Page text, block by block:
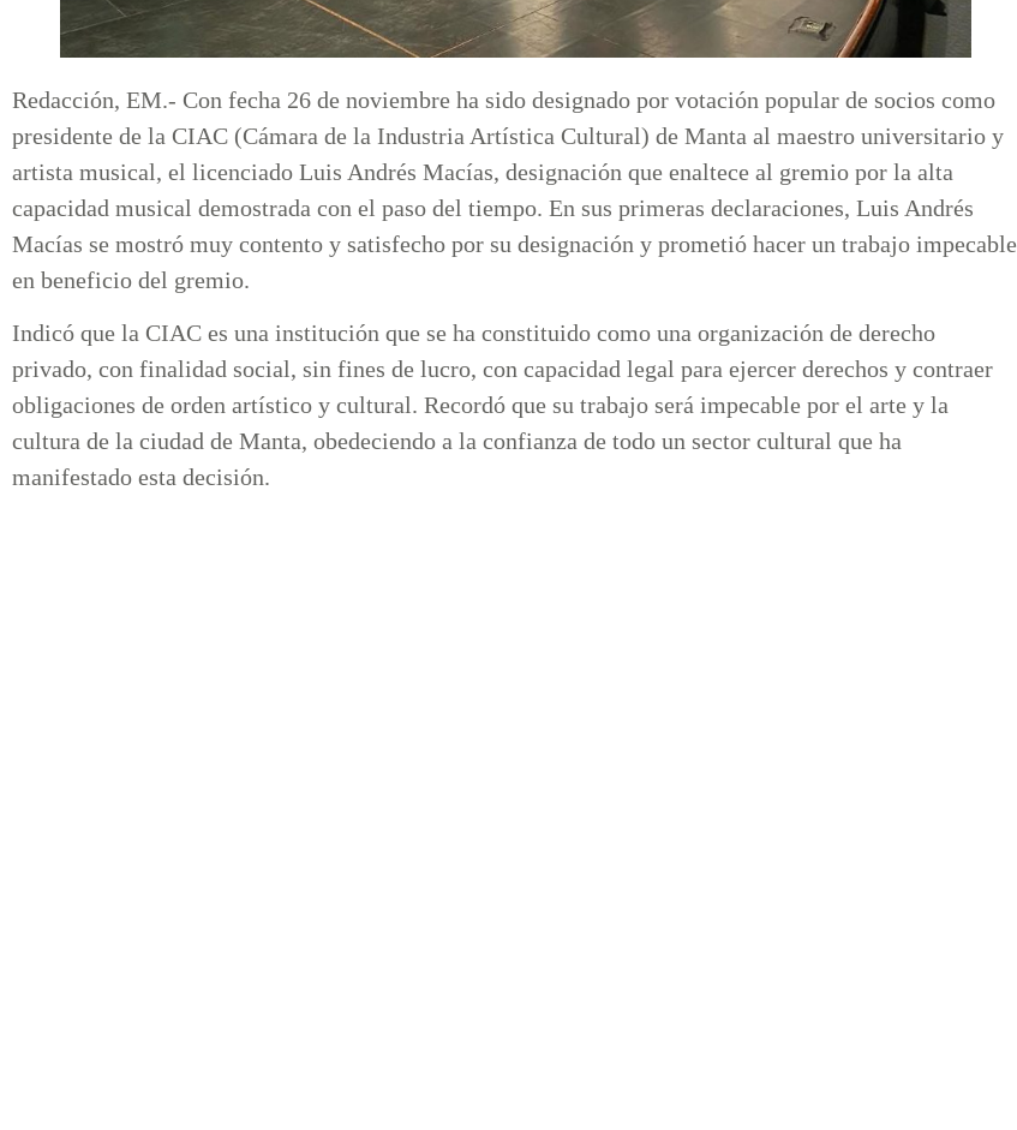
Redacción, EM.- Con fecha 26 de noviembre ha sido designado por votación popular de socios como
presidente de la CIAC (Cámara de la Industria Artística Cultural) de Manta al maestro universitario y
artista musical, el licenciado Luis Andrés Macías, designación que enaltece al gremio por la alta
capacidad musical demostrada con el paso del tiempo. En sus primeras declaraciones, Luis Andrés
Macías se mostró muy contento y satisfecho por su designación y prometió hacer un trabajo impecable
en beneficio del gremio.
Indicó que la CIAC es una institución que se ha constituido como una organización de derecho
privado, con finalidad social, sin fines de lucro, con capacidad legal para ejercer derechos y contraer
obligaciones de orden artístico y cultural. Recordó que su trabajo será impecable por el arte y la
cultura de la ciudad de Manta, obedeciendo a la confianza de todo un sector cultural que ha
manifestado esta decisión.